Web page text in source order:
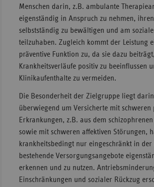
Menschen darin, z.B. ambulante
eigenständig in Anspruch zu nehmen,
selbstständig zu bewältigen und am
teilzuhaben. Zugleich kommt der Leistung
präventive Funktion zu, da sie dazu beiträgt,
Krankheitsverläufe positiv zu beeinflussen
Klinikaufenthalte zu vermeiden.
Die Besonderheit der Zielgruppe liegt
überwiegend um Versicherte mit schweren
Erkrankungen, z.B. aus dem
sowie mit schweren affektiven Störungen,
krankheitsbedingt nur eingeschränkt in der
bestehende Versorgungsangebote
erkennen und zu nutzen.
Einschränkungen und sozialer Rückzug